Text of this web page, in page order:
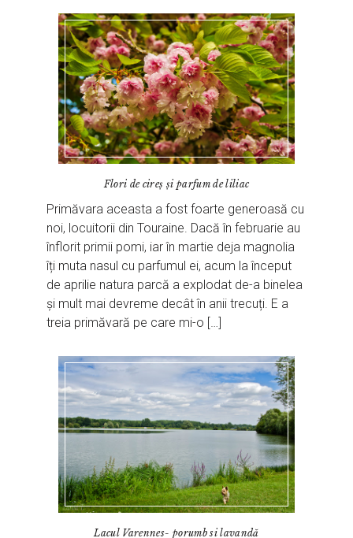
Flori de cireș și parfum de liliac
Primăvara aceasta a fost foarte generoasă cu
noi, locuitorii din Touraine. Dacă în februarie au
înflorit primii pomi, iar în martie deja magnolia
îți muta nasul cu parfumul ei, acum la început
de aprilie natura parcă a explodat de-a binelea
și mult mai devreme decât în anii trecuți. E a
treia primăvară pe care mi-o […]
Lacul Varennes- porumb si lavandă